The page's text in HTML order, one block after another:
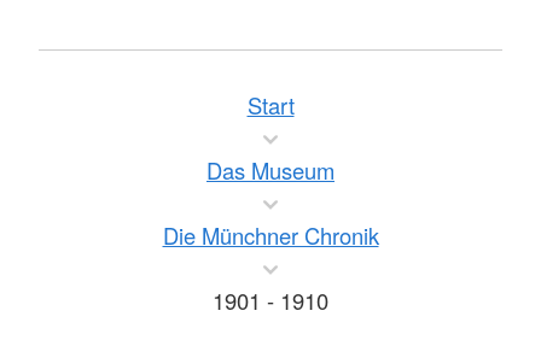
Start
Das Museum
Die Münchner Chronik
1901 - 1910